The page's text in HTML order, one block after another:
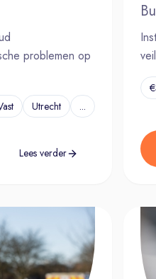
problemen op
Utrecht ...
Lees verder